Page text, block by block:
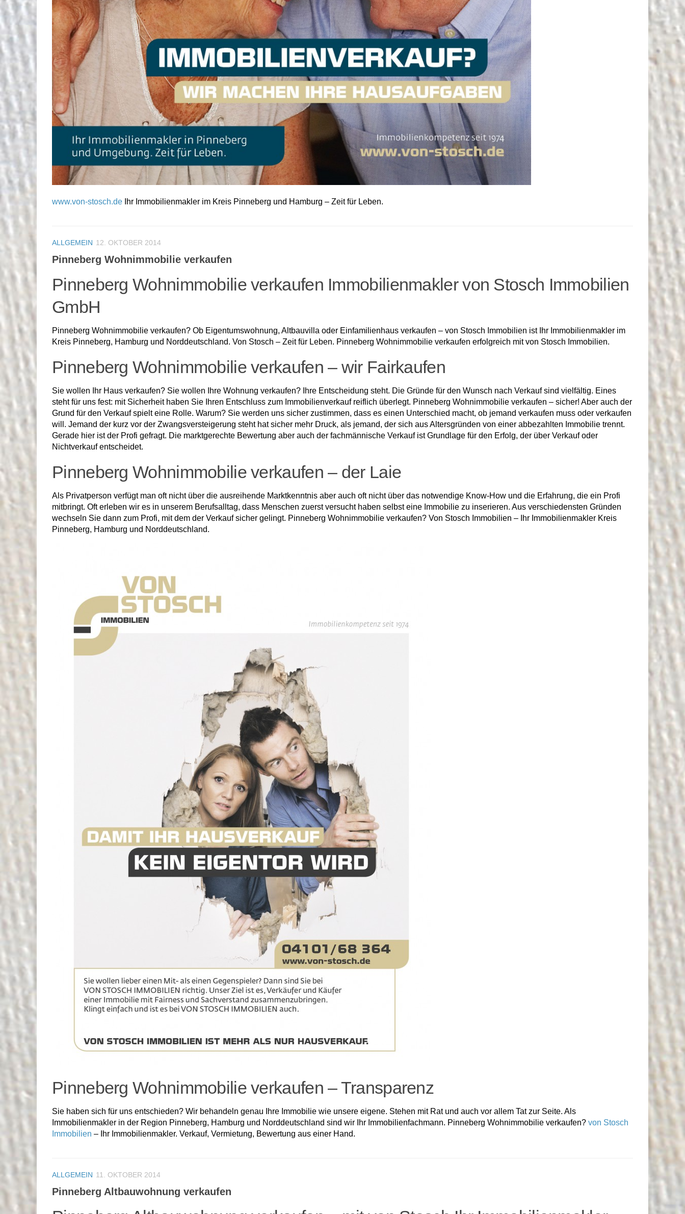
www.von-stosch.de Ihr Immobilienmakler im Kreis Pinneberg und Hamburg – Zeit für Leben.
ALLGEMEIN 12. OKTOBER 2014
Pinneberg Wohnimmobilie verkaufen
Pinneberg Wohnimmobilie verkaufen Immobilienmakler von Stosch Immobilien
GmbH
Pinneberg Wohnimmobilie verkaufen? Ob Eigentumswohnung, Altbauvilla oder Einfamilienhaus verkaufen – von Stosch Immobilien ist Ihr Immobilienmakler im
Kreis Pinneberg, Hamburg und Norddeutschland. Von Stosch – Zeit für Leben. Pinneberg Wohnimmobilie verkaufen erfolgreich mit von Stosch Immobilien.
Pinneberg Wohnimmobilie verkaufen – wir Fairkaufen
Sie wollen Ihr Haus verkaufen? Sie wollen Ihre Wohnung verkaufen? Ihre Entscheidung steht. Die Gründe für den Wunsch nach Verkauf sind vielfältig. Eines
steht für uns fest: mit Sicherheit haben Sie Ihren Entschluss zum Immobilienverkauf reiflich überlegt. Pinneberg Wohnimmobilie verkaufen – sicher! Aber auch der
Grund für den Verkauf spielt eine Rolle. Warum? Sie werden uns sicher zustimmen, dass es einen Unterschied macht, ob jemand verkaufen muss oder verkaufen
will. Jemand der kurz vor der Zwangsversteigerung steht hat sicher mehr Druck, als jemand, der sich aus Altersgründen von einer abbezahlten Immobilie trennt.
Gerade hier ist der Profi gefragt. Die marktgerechte Bewertung aber auch der fachmännische Verkauf ist Grundlage für den Erfolg, der über Verkauf oder
Nichtverkauf entscheidet.
Pinneberg Wohnimmobilie verkaufen – der Laie
Als Privatperson verfügt man oft nicht über die ausreihende Marktkenntnis aber auch oft nicht über das notwendige Know-How und die Erfahrung, die ein Profi
mitbringt. Oft erleben wir es in unserem Berufsalltag, dass Menschen zuerst versucht haben selbst eine Immobilie zu inserieren. Aus verschiedensten Gründen
wechseln Sie dann zum Profi, mit dem der Verkauf sicher gelingt. Pinneberg Wohnimmobilie verkaufen? Von Stosch Immobilien – Ihr Immobilienmakler Kreis
Pinneberg, Hamburg und Norddeutschland.
Pinneberg Wohnimmobilie verkaufen – Transparenz
Sie haben sich für uns entschieden? Wir behandeln genau Ihre Immobilie wie unsere eigene. Stehen mit Rat und auch vor allem Tat zur Seite. Als
Immobilienmakler in der Region Pinneberg, Hamburg und Norddeutschland sind wir Ihr Immobilienfachmann. Pinneberg Wohnimmobilie verkaufen? von Stosch
Immobilien – Ihr Immobilienmakler. Verkauf, Vermietung, Bewertung aus einer Hand.
ALLGEMEIN 11. OKTOBER 2014
Pinneberg Altbauwohnung verkaufen